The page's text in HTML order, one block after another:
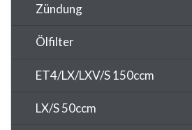
Zündung
Ölfilter
ET4/LX/LXV/S 150ccm
LX/S 50ccm